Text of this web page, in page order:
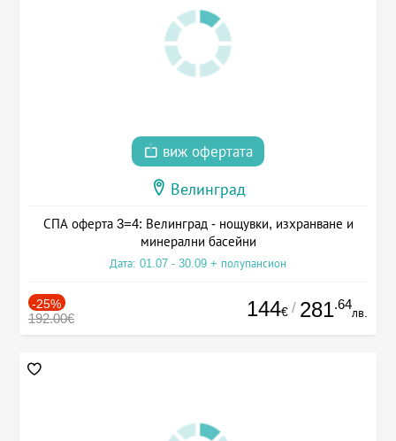
виж офертата
Велинград
СПА оферта 3=4: Велинград - нощувки, изхранване и
минерални басейни
Дата: 01.07 - 30.09 + полупансион
-25%
192.00€ 144€ / 281.64
лв.